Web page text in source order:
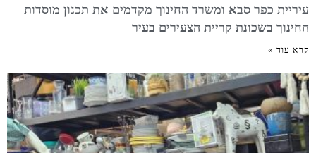
עיריית כפר סבא ומשרד החינוך מקדמים את תכנון מוסדות
החינוך בשכונת קריית הצעירים בעיר
קרא עוד »